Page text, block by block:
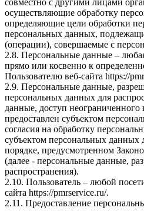
осуществляющие обработку
определяющие цели обработки
персональных данных,
(операции), совершаемые с
2.8. Персональные данные –
прямо или косвенно к
Пользователю веб-сайта https://
2.9. Персональные данные,
персональных данных для
данные, доступ
предоставлен субъектом
согласия на обработку
субъектом персональных данных
порядке, предусмотренном
(далее - персональные данные,
распространения).
2.10. Пользователь – любой
сайта https://pmrservice.ru/.
2.11. Предоставление